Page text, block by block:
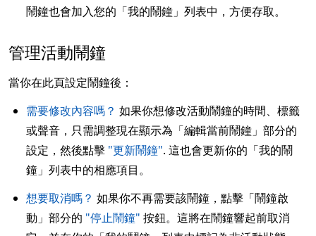
鬧鐘也會加入您的「我的鬧鐘」列表中，方便存取。
管理活動鬧鐘
當你在此頁設定鬧鐘後：
需要修改內容嗎？ 如果你想修改活動鬧鐘的時間、標籤
或聲音，只需調整現在顯示為「編輯當前鬧鐘」部分的
設定，然後點擊 "更新鬧鐘". 這也會更新你的「我的鬧
鐘」列表中的相應項目。
想要取消嗎？ 如果你不再需要該鬧鐘，點擊「鬧鐘啟
動」部分的 "停止鬧鐘" 按鈕。這將在鬧鐘響起前取消